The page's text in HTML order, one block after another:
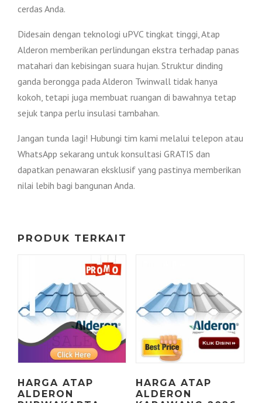
cerdas Anda.
Didesain dengan teknologi uPVC tingkat tinggi, Atap
Alderon memberikan perlindungan ekstra terhadap panas
matahari dan kebisingan suara hujan. Struktur dinding
ganda berongga pada Alderon Twinwall tidak hanya
kokoh, tetapi juga membuat ruangan di bawahnya tetap
sejuk tanpa perlu insulasi tambahan.
Jangan tunda lagi! Hubungi tim kami melalui telepon atau
WhatsApp sekarang untuk konsultasi GRATIS dan
dapatkan penawaran eksklusif yang pastinya memberikan
nilai lebih bagi bangunan Anda.
PRODUK TERKAIT
HARGA ATAP
ALDERON
HARGA ATAP
ALDERON